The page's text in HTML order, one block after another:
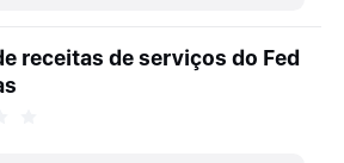
receitas de serviços do Fed